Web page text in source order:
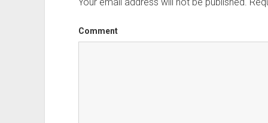
Comment